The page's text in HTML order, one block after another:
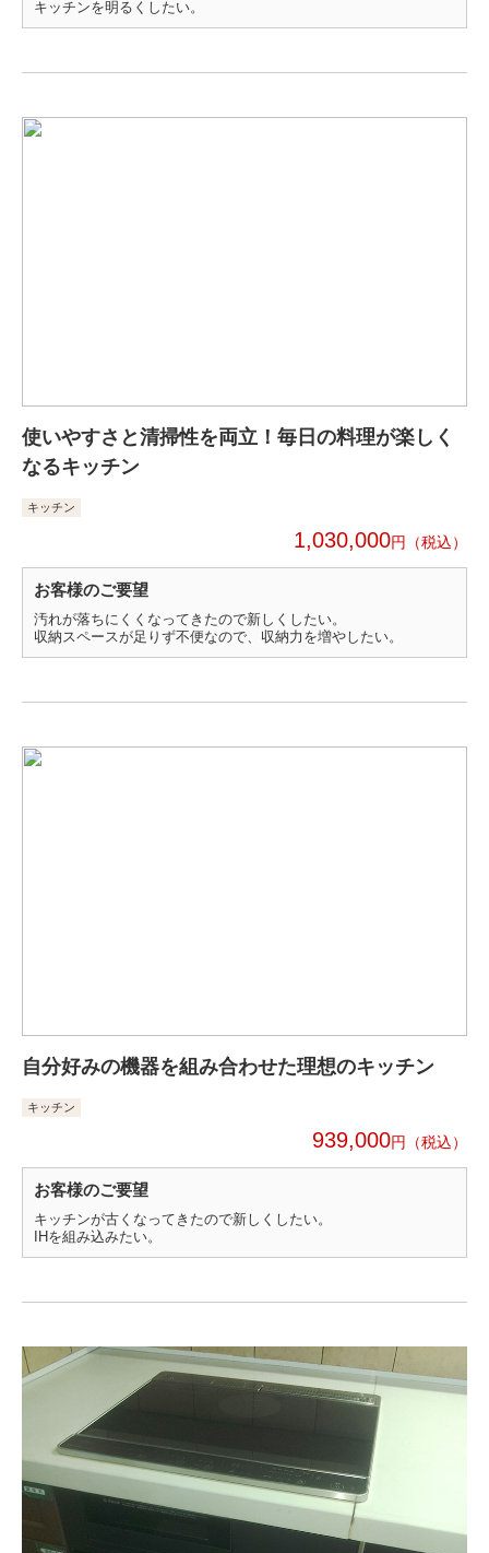
キッチンを明るくしたい。
使いやすさと清掃性を両立！毎日の料理が楽しく
なるキッチン
キッチン
1,030,000円
お客様のご要望
汚れが落ちにくくなってきたので新しくしたい。
収納スペースが足りず不便なので、収納力を増やしたい。
自分好みの機器を組み合わせた理想のキッチン
キッチン
939,000円
お客様のご要望
キッチンが古くなってきたので新しくしたい。
IHを組み込みたい。